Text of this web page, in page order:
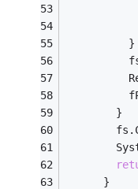
          }
        }
      }